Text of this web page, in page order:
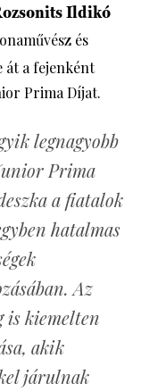
Ildikó
és
át a fejenként
Prima Díjat.
legnagyobb
Prima
a fiatalok
hatalmas
Az
is kiemelten
akik
járulnak